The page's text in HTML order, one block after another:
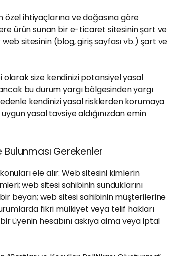
ihtiyaçlarına ve doğasına göre
ürün sunan bir e-ticaret sitesinin şart ve
sitesinin (blog, giriş sayfası vb.) şart ve
olarak size kendinizi potansiyel yasal
bu durum yargı bölgesinden yargı
kendinizi yasal risklerden korumaya
yasal tavsiye aldığınızdan emin
Gerekenler
ele alır: Web sitesini kimlerin
web sitesi sahibinin sunduklarını
beyan; web sitesi sahibinin müşterilerine
fikri mülkiyet veya telif hakları
üyenin hesabını askıya alma veya iptal